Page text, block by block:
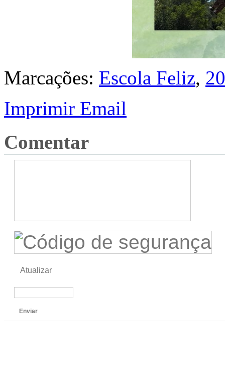
Marcações: Escola Feliz,
Imprimir Email
Comentar
Atualizar
Enviar